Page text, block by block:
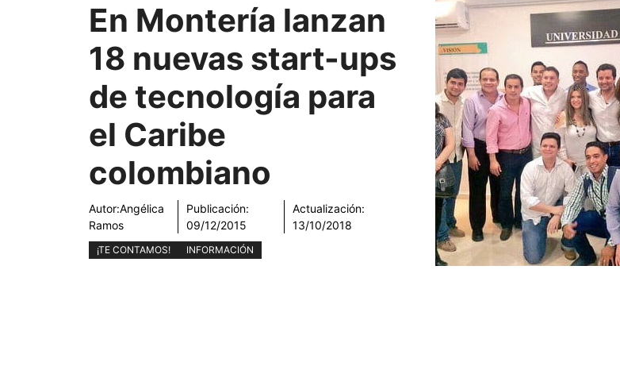
En Montería lanzan
18 nuevas start-ups
de tecnología para
el Caribe
colombiano
Autor:Angélica
Ramos
Publicación:
09/12/2015
Actualización:
13/10/2018
¡TE CONTAMOS! INFORMACIÓN